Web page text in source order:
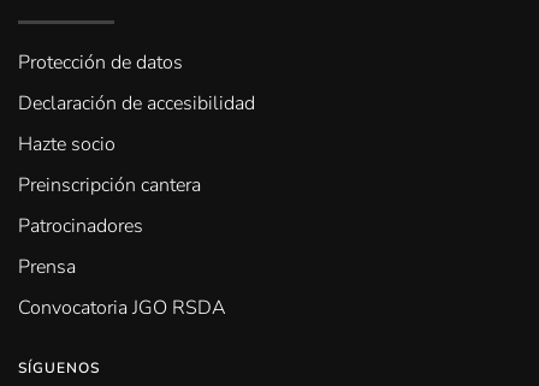
Protección de datos
Declaración de accesibilidad
Hazte socio
Preinscripción cantera
Patrocinadores
Prensa
Convocatoria JGO RSDA
SÍGUENOS